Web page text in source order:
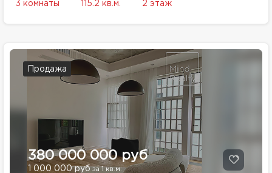
3 комнаты 115.2 кв.м. 2 этаж
Продажа
380 000 000 руб
1 000 000 руб за 1 кв.м.